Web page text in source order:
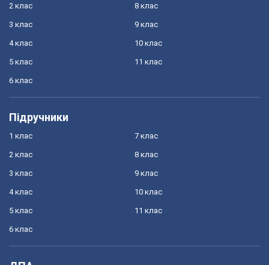
2 клас
3 клас
4 клас
5 клас
6 клас
8 клас
9 клас
10 клас
11 клас
Підручники
1 клас
2 клас
3 клас
4 клас
5 клас
6 клас
7 клас
8 клас
9 клас
10 клас
11 клас